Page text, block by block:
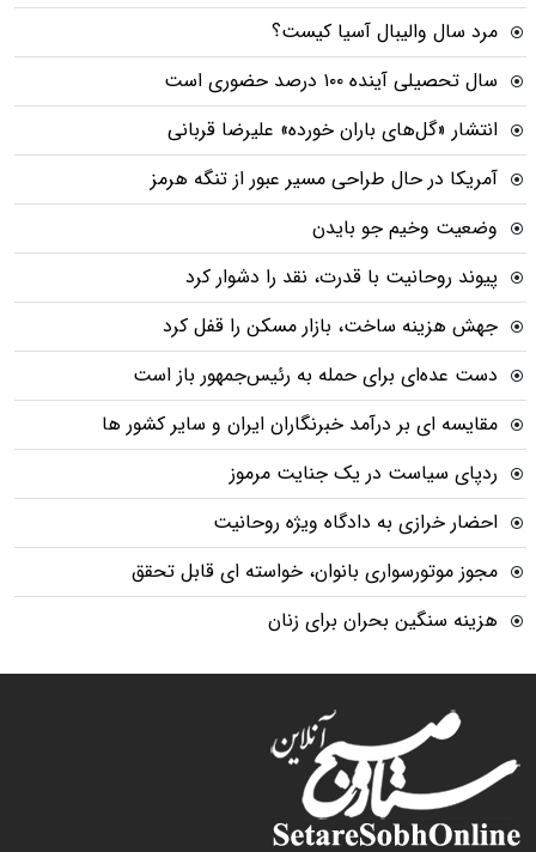
مرد سال والیبال آسیا کیست؟
سال تحصیلی آینده ۱۰۰ درصد حضوری است
انتشار «گل‌های باران خورده» علیرضا قربانی
آمریکا در حال طراحی مسیر عبور از تنگه هرمز
وضعیت وخیم جو بایدن
پیوند روحانیت با قدرت، نقد را دشوار کرد
جهش هزینه ساخت، بازار مسکن را قفل کرد
دست عده‌ای برای حمله به رئیس‌جمهور باز است
مقایسه ای بر درآمد خبرنگاران ایران و سایر کشور ها
ردپای سیاست در یک جنایت مرموز
احضار خرازی به دادگاه ویژه روحانیت
مجوز موتورسواری بانوان، خواسته ای قابل تحقق
هزینه سنگین بحران برای زنان